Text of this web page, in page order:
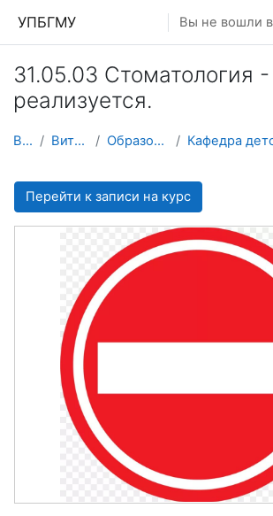
УПБГМУ Вы не вошли
31.05.03 Стоматология
реализуется.
В начало Витрина курсов 3KL Образование 2025-2026 уч.год
Перейти к записи на курс